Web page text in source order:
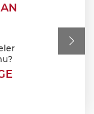
kadın ağır